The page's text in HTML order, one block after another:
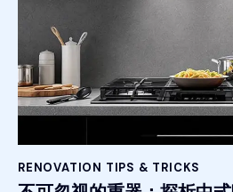
RENOVATION TIPS & TRICKS